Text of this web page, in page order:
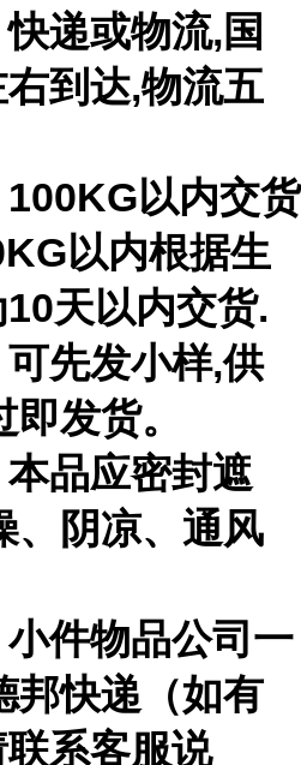
快递或物流,国
到达,物流五
100KG以内交货
以内根据生
天以内交货.
可先发小样,供
发货。
本品应密封遮
、阴凉、通风
小件物品公司一
邦快递（如有
系客服说